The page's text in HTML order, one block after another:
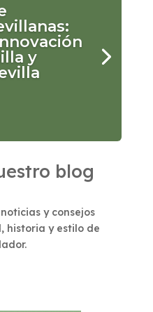
y
blog
y consejos
historia y estilo de